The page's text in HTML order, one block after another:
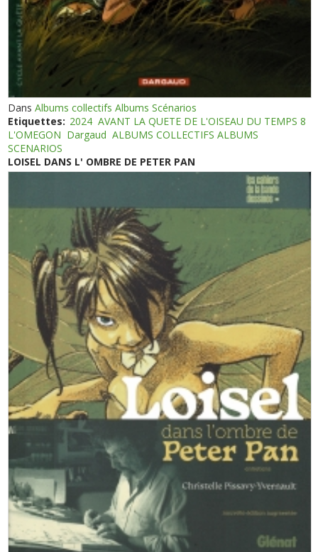
DansAlbums collectifs Albums Scénarios
Etiquettes: 2024 AVANT LA QUETE DE L'OISEAU DU TEMPS 8
L'OMEGON Dargaud ALBUMS COLLECTIFS ALBUMS
SCENARIOS
LOISEL DANS L' OMBRE DE PETER PAN